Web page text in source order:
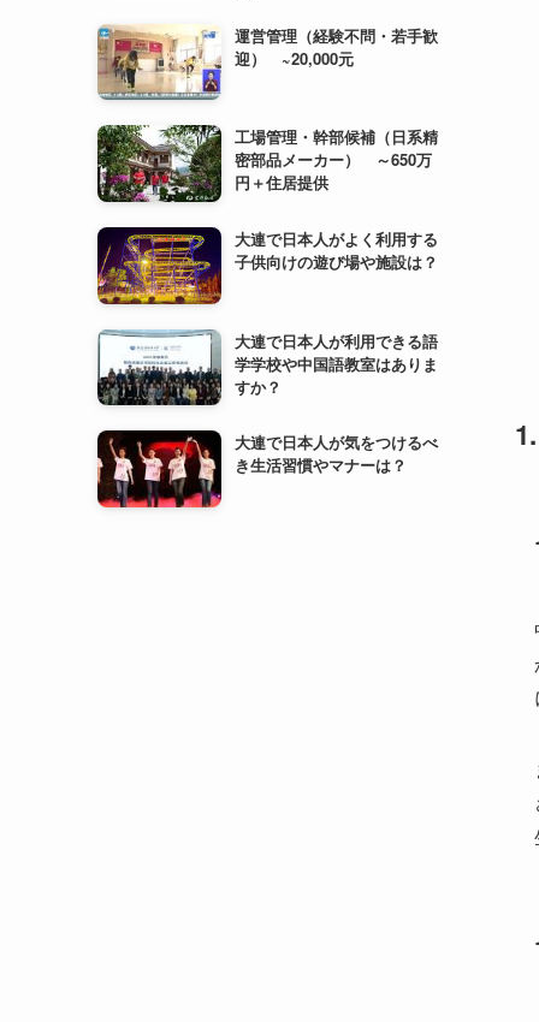
運営管理（経験不問・若手歓
迎） ~20,000元
工場管理・幹部候補（日系精
密部品メーカー） ～650万
円＋住居提供
大連で日本人がよく利用する
子供向けの遊び場や施設は？
大連で日本人が利用できる語
学学校や中国語教室はありま
すか？
大連で日本人が気をつけるべ
き生活習慣やマナーは？